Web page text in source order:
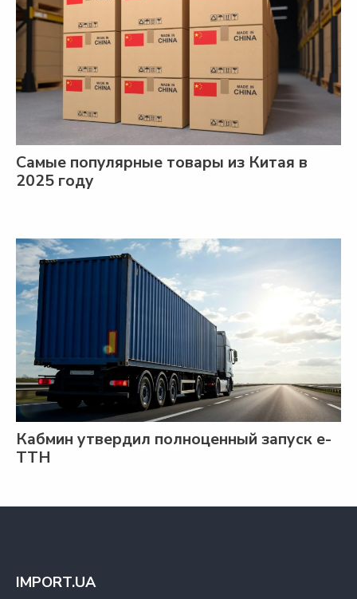
Самые популярные товары из Китая в
2025 году
Кабмин утвердил полноценный запуск е-
ТТН
IMPORT.UA